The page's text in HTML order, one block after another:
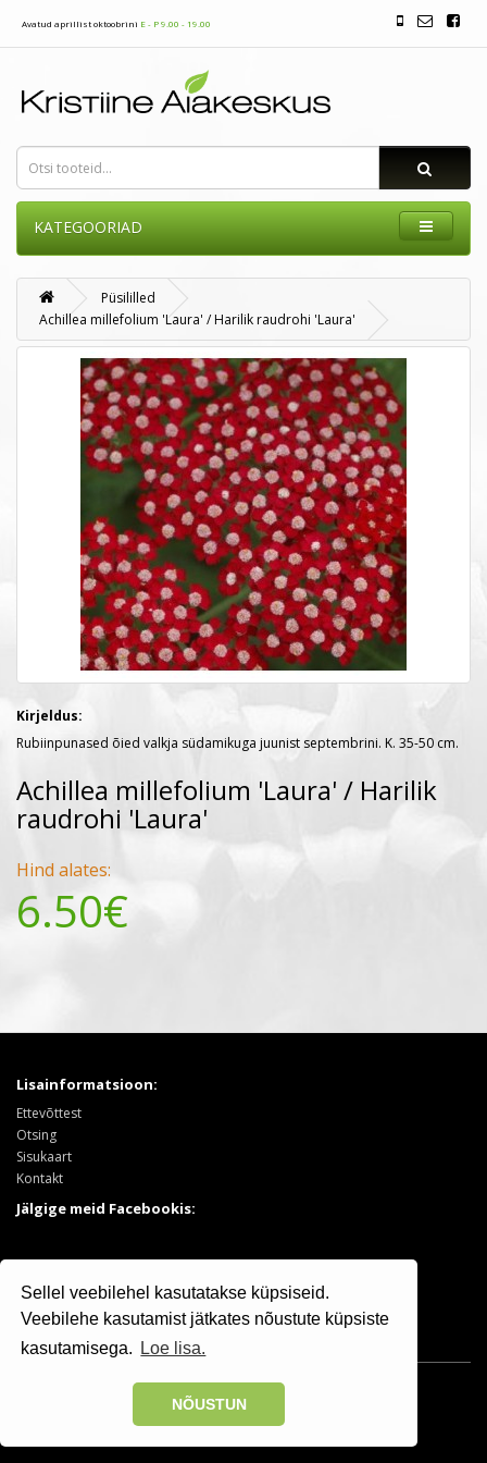
Sellel veebilehel kasutatakse küpsiseid.
Veebilehe kasutamist jätkates nõustute küpsiste
kasutamisega.
Loe lisa.
NÕUSTUN
Avatud aprillist oktoobrini E - P 9.00 - 19.00
KATEGOORIAD
Püsililled
Achillea millefolium 'Laura' / Harilik raudrohi 'Laura'
Kirjeldus:
Rubiinpunased õied valkja südamikuga juunist septembrini. K. 35-50 cm.
Achillea millefolium 'Laura' / Harilik
raudrohi 'Laura'
6.50€
Hind alates:
Lisainformatsioon:
Ettevõttest
Otsing
Sisukaart
Kontakt
Jälgige meid Facebookis:
Puukool
Sooduspakkumised
Osaühing Kristiine Puukool © 2025 | +372 506 7799